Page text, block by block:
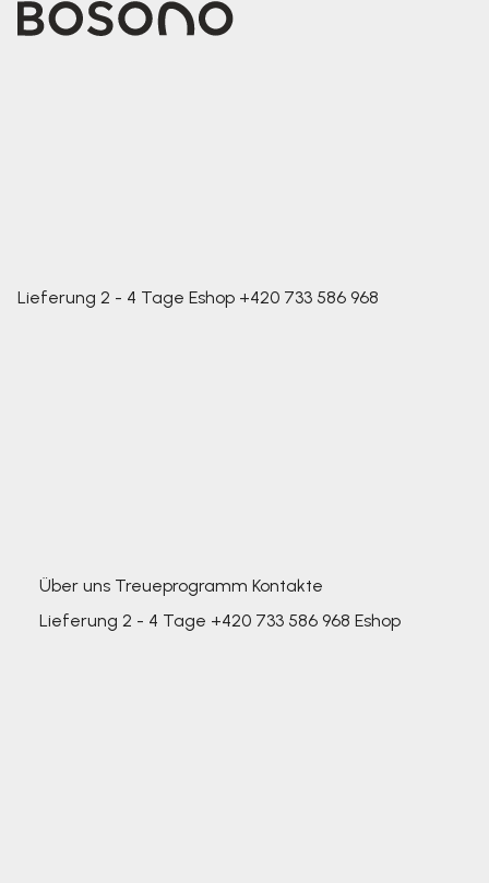
Lieferung 2 - 4 Tage Eshop +420 733 586 968
Über uns Treueprogramm Kontakte
Lieferung 2 - 4 Tage +420 733 586 968 Eshop